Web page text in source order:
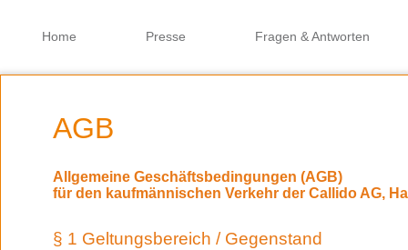
Home Presse Fragen & Antworten
AGB
Allgemeine Geschäftsbedingungen (AGB)
für den kaufmännischen Verkehr der Callido AG,
§ 1 Geltungsbereich / Gegenstand